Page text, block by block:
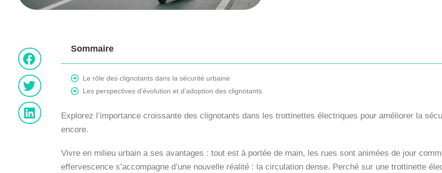
Sommaire
Le rôle des clignotants dans la sécurité urbaine
Les perspectives d’évolution et d’adoption des clignotants
Explorez l’importance croissante des clignotants dans les trottinettes électriques pour améliorer la
encore.
Vivre en milieu urbain a ses avantages : tout est à portée de main, les rues sont animées de jour
effervescence s’accompagne d’une nouvelle réalité : la circulation dense. Perché sur une trottinette